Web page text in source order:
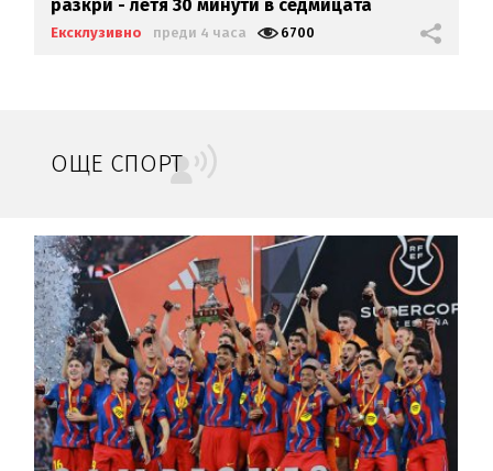
разкри - летя 30 минути в седмицата
Ексклузивно преди 4 часа 6700
ОЩЕ СПОРТ